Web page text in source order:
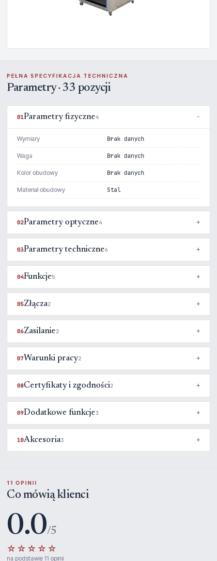
PEŁNA SPECYFIKACJA TECHNICZNA
Parametry · 33 pozycji
01Parametry fizyczne4
Wymiary Brak danych
Waga Brak danych
Kolor obudowy Brak danych
Materiał obudowy Stal
02Parametry optyczne4
03Parametry techniczne6
04Funkcje5
05Złącza2
06Zasilanie2
07Warunki pracy2
08Certyfikaty i zgodności2
09Dodatkowe funkcje3
10Akcesoria3
11 OPINII
Co mówią klienci
0.0/5
☆☆☆☆☆
na podstawie 11 opinii